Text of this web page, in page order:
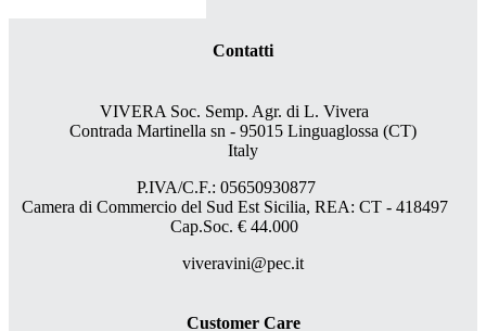
Contatti
VIVERA Soc. Semp. Agr. di L. Vivera
Contrada Martinella sn - 95015 Linguaglossa (CT)
Italy
P.IVA/C.F.: 05650930877
Camera di Commercio del Sud Est Sicilia, REA: CT - 418497
Cap.Soc. € 44.000
viveravini@pec.it
Customer Care